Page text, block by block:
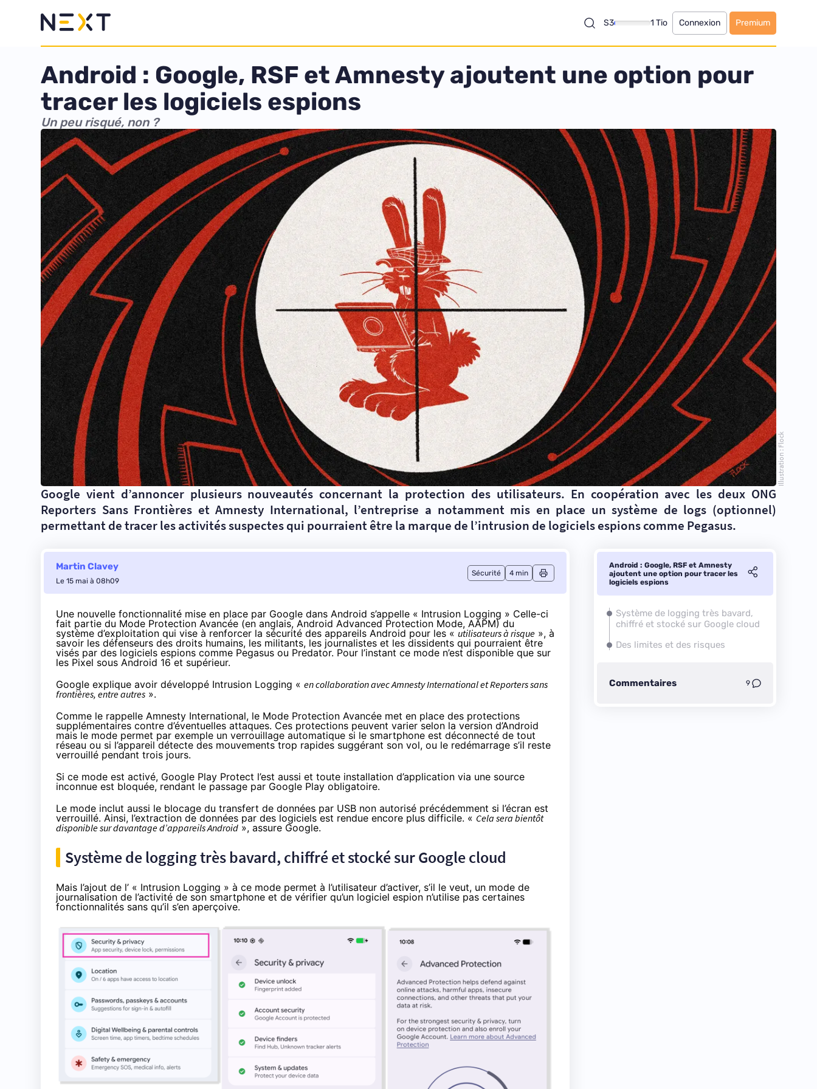
S3 1 Tio Connexion Premium
Android : Google, RSF et Amnesty ajoutent une option pour
tracer les logiciels espions
Un peu risqué, non ?
Illustration : Flock
Google vient d’annoncer plusieurs nouveautés concernant la protection des utilisateurs. En coopération avec les deux ONG
Reporters Sans Frontières et Amnesty International, l’entreprise a notamment mis en place un système de logs (optionnel)
permettant de tracer les activités suspectes qui pourraient être la marque de l’intrusion de logiciels espions comme Pegasus.
Martin Clavey
Le 15 mai à 08h09
Sécurité 4 min
Une nouvelle fonctionnalité mise en place par Google dans Android s’appelle « Intrusion Logging » Celle-ci
fait partie du Mode Protection Avancée (en anglais, Android Advanced Protection Mode, AAPM) du
système d’exploitation qui vise à renforcer la sécurité des appareils Android pour les « utilisateurs à risque », à
savoir les défenseurs des droits humains, les militants, les journalistes et les dissidents qui pourraient être
visés par des logiciels espions comme Pegasus ou Predator. Pour l’instant ce mode n’est disponible que sur
les Pixel sous Android 16 et supérieur.
Google explique avoir développé Intrusion Logging « en collaboration avec Amnesty International et Reporters sans
frontières, entre autres ».
Comme le rappelle Amnesty International, le Mode Protection Avancée met en place des protections
supplémentaires contre d’éventuelles attaques. Ces protections peuvent varier selon la version d’Android
mais le mode permet par exemple un verrouillage automatique si le smartphone est déconnecté de tout
réseau ou si l’appareil détecte des mouvements trop rapides suggérant son vol, ou le redémarrage s’il reste
verrouillé pendant trois jours.
Si ce mode est activé, Google Play Protect l’est aussi et toute installation d’application via une source
inconnue est bloquée, rendant le passage par Google Play obligatoire.
Le mode inclut aussi le blocage du transfert de données par USB non autorisé précédemment si l’écran est
verrouillé. Ainsi, l’extraction de données par des logiciels est rendue encore plus difficile. « Cela sera bientôt
disponible sur davantage d’appareils Android », assure Google.
Système de logging très bavard, chiffré et stocké sur Google cloud
Mais l’ajout de l’ « Intrusion Logging » à ce mode permet à l’utilisateur d’activer, s’il le veut, un mode de
journalisation de l’activité de son smartphone et de vérifier qu’un logiciel espion n’utilise pas certaines
fonctionnalités sans qu’il s’en aperçoive.
Android : Google, RSF et Amnesty
ajoutent une option pour tracer les
logiciels espions
Système de logging très bavard,
chiffré et stocké sur Google cloud
Des limites et des risques
Commentaires 9